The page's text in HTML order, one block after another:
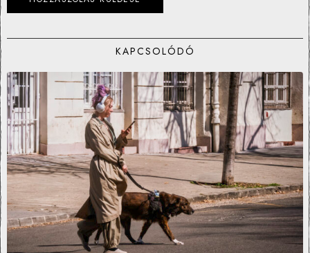
KAPCSOLÓDÓ